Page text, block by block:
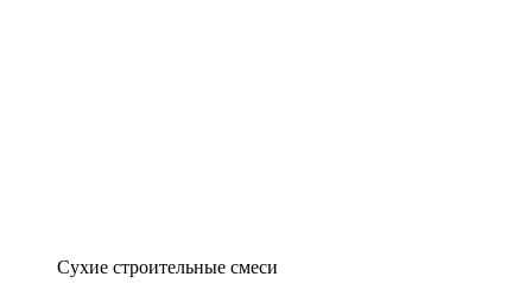
Сухие строительные смеси